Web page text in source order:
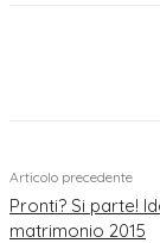
Articolo precedente
Pronti? Si parte!
matrimonio 2015